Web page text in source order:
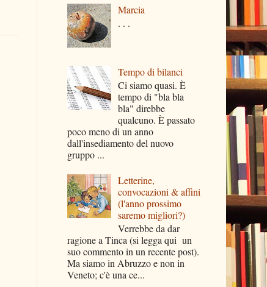
Marcia
. . .
Tempo di bilanci
Ci siamo quasi. È
tempo di "bla bla
bla" direbbe
qualcuno. È passato
poco meno di un anno
dall'insediamento del nuovo
gruppo ...
Letterine,
convocazioni & affini
(l'anno prossimo
saremo migliori?)
Verrebbe da dar
ragione a Tinca (si legga qui un
suo commento in un recente post).
Ma siamo in Abruzzo e non in
Veneto; c'è una ce...